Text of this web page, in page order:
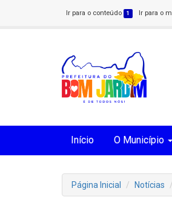
Ir para o conteúdo 1 Ir para o
Início O Município
Página Inicial Notícias